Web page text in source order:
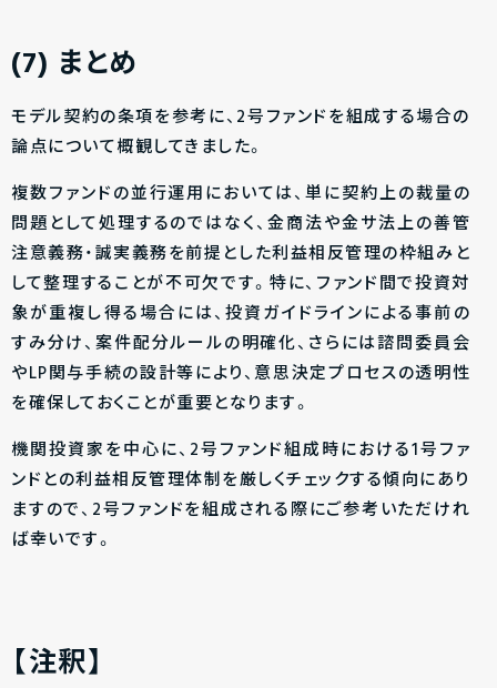
(7) まとめ
モデル契約の条項を参考に、2号ファンドを組成する場合の
論点について概観してきました。
複数ファンドの並行運用においては、単に契約上の裁量の
問題として処理するのではなく、金商法や金サ法上の善管
注意義務・誠実義務を前提とした利益相反管理の枠組みと
して整理することが不可欠です。特に、ファンド間で投資対
象が重複し得る場合には、投資ガイドラインによる事前の
すみ分け、案件配分ルールの明確化、さらには諮問委員会
やLP関与手続の設計等により、意思決定プロセスの透明性
を確保しておくことが重要となります。
機関投資家を中心に、2号ファンド組成時における1号ファ
ンドとの利益相反管理体制を厳しくチェックする傾向にあり
ますので、2号ファンドを組成される際にご参考いただけれ
ば幸いです。
【注釈】